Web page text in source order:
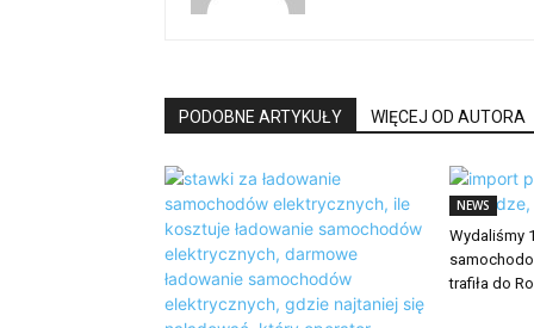
PODOBNE ARTYKUŁY WIĘCEJ OD AUTORA
NEWS
Wydaliśmy
trafiła do